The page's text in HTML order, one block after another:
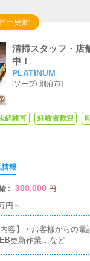
ー更新
清掃スタッフ・店
中！
PLATINUM
[ソープ/ 別府市]
経験可 経験者歓迎
情報
: 300,000 円
円～
内容】・お客様からの
更新作業…など